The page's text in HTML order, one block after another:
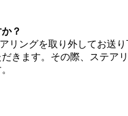
？
リングを取り外してお送
きます。その際、ステア